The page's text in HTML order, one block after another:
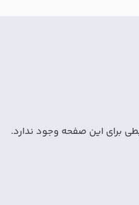
برای این صفحه وجود ندارد.